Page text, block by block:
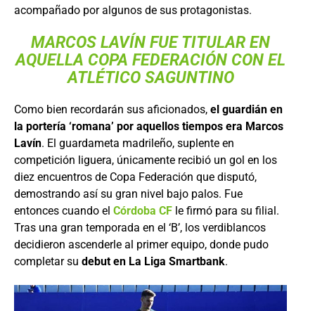
acompañado por algunos de sus protagonistas.
MARCOS LAVÍN FUE TITULAR EN
AQUELLA COPA FEDERACIÓN CON EL
ATLÉTICO SAGUNTINO
Como bien recordarán sus aficionados, el guardián en
la portería ‘romana’ por aquellos tiempos era Marcos
Lavín. El guardameta madrileño, suplente en
competición liguera, únicamente recibió un gol en los
diez encuentros de Copa Federación que disputó,
demostrando así su gran nivel bajo palos. Fue
entonces cuando el Córdoba CF le firmó para su filial.
Tras una gran temporada en el ‘B’, los verdiblancos
decidieron ascenderle al primer equipo, donde pudo
completar su debut en La Liga Smartbank.